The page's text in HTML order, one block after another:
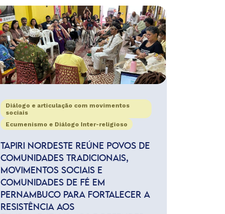
Diálogo e articulação com movimentos
sociais
Ecumenismo e Diálogo Inter-religioso
TAPIRI NORDESTE REÚNE POVOS DE
COMUNIDADES TRADICIONAIS,
MOVIMENTOS SOCIAIS E
COMUNIDADES DE FÉ EM
PERNAMBUCO PARA FORTALECER A
RESISTÊNCIA AOS